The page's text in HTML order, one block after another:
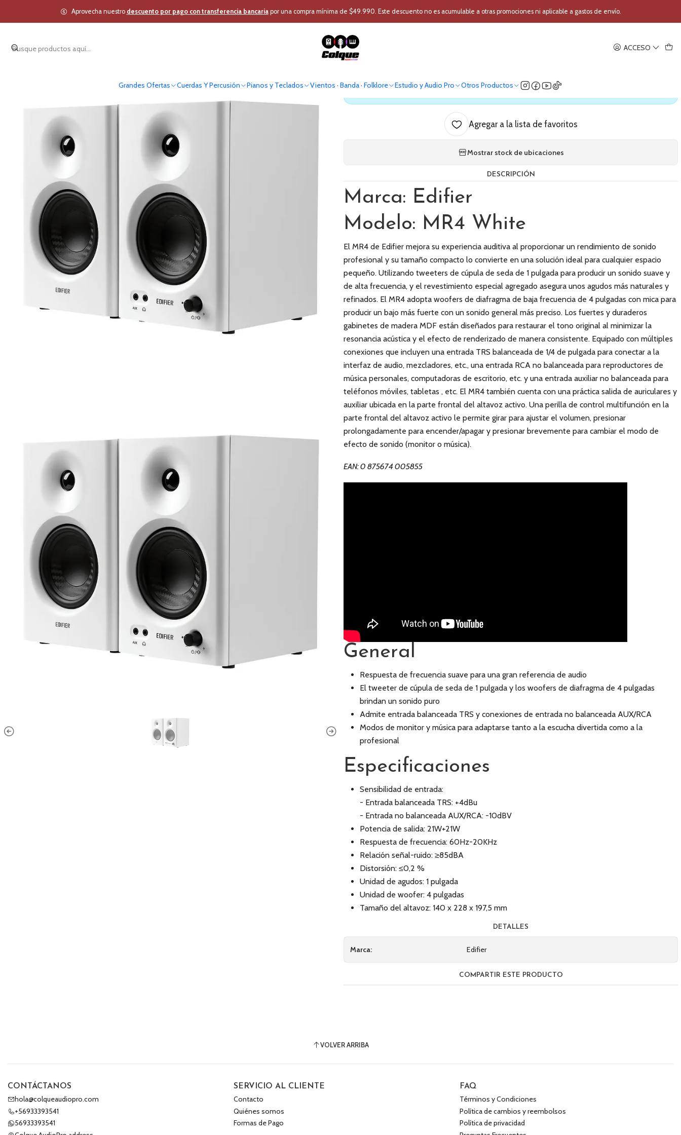
ACCESO
Grandes Ofertas Cuerdas Y Percusión Pianos y Teclados Vientos · Banda · Folklore Estudio y Audio Pro Otros Productos
Aprovecha nuestro descuento por pago con transferencia bancariapor una compra mínima de $49.990. Este descuento no es acumulable a otras promociones ni aplicable a gastos de envío.
Inicio Estudio y Audio Pro Home Estudio y DJ Estudio Monitor Estudio Monitor de Estudio Edifier MR4 Blanco (par)
Monitor de Estudio Edifier MR4 Blanco (par)
Antes de comprar verifica nuestro stock
Agregar a la lista de favoritos
Mostrar stock de ubicaciones
DESCRIPCIÓN
Marca: Edifier
Modelo: MR4 White
El MR4 de Edifier mejora su experiencia auditiva al proporcionar un rendimiento de sonido
profesional y su tamaño compacto lo convierte en una solución ideal para cualquier espacio
pequeño. Utilizando tweeters de cúpula de seda de 1 pulgada para producir un sonido suave y
de alta frecuencia, y el revestimiento especial agregado asegura unos agudos más naturales y
refinados. El MR4 adopta woofers de diafragma de baja frecuencia de 4 pulgadas con mica para
producir un bajo más fuerte con un sonido general más preciso. Los fuertes y duraderos
gabinetes de madera MDF están diseñados para restaurar el tono original al minimizar la
resonancia acústica y el efecto de renderizado de manera consistente. Equipado con múltiples
conexiones que incluyen una entrada TRS balanceada de 1/4 de pulgada para conectar a la
interfaz de audio, mezcladores, etc., una entrada RCA no balanceada para reproductores de
música personales, computadoras de escritorio, etc. y una entrada auxiliar no balanceada para
teléfonos móviles, tabletas , etc. El MR4 también cuenta con una práctica salida de auriculares y
auxiliar ubicada en la parte frontal del altavoz activo. Una perilla de control multifunción en la
parte frontal del altavoz activo le permite girar para ajustar el volumen, presionar
prolongadamente para encender/apagar y presionar brevemente para cambiar el modo de
efecto de sonido (monitor o música).
EAN: 0 875674 005855
General
Respuesta de frecuencia suave para una gran referencia de audio
El tweeter de cúpula de seda de 1 pulgada y los woofers de diafragma de 4 pulgadas
brindan un sonido puro
Admite entrada balanceada TRS y conexiones de entrada no balanceada AUX/RCA
Modos de monitor y música para adaptarse tanto a la escucha divertida como a la
profesional
Especificaciones
Sensibilidad de entrada:
- Entrada balanceada TRS: +4dBu
- Entrada no balanceada AUX/RCA: -10dBV
Potencia de salida: 21W+21W
Respuesta de frecuencia: 60Hz-20KHz
Relación señal-ruido: ≥85dBA
Distorsión: ≤0,2 %
Unidad de agudos: 1 pulgada
Unidad de woofer: 4 pulgadas
Tamaño del altavoz: 140 x 228 x 197,5 mm
DETALLES
Marca: Edifier
COMPARTIR ESTE PRODUCTO
VOLVER ARRIBA
CONTÁCTANOS
hola@colqueaudiopro.com
+56933393541
56933393541
SERVICIO AL CLIENTE
Contacto
Quiénes somos
Formas de Pago
FAQ
Términos y Condiciones
Política de cambios y reembolsos
Política de privacidad